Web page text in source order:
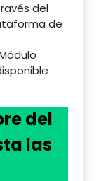
del
de
del
las